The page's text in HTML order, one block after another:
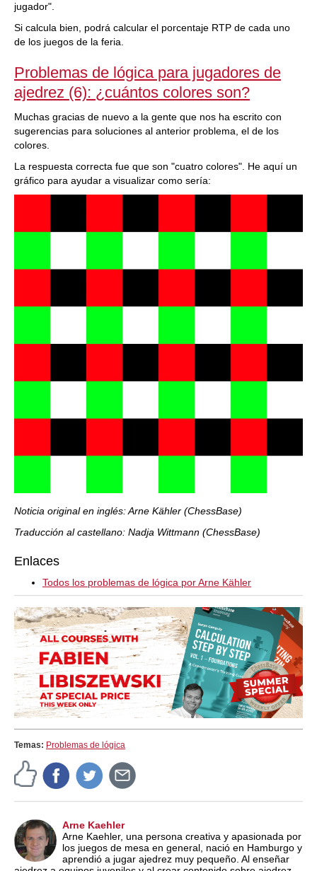
jugador".
Si calcula bien, podrá calcular el porcentaje RTP de cada uno
de los juegos de la feria.
Problemas de lógica para jugadores de
ajedrez (6): ¿cuántos colores son?
Muchas gracias de nuevo a la gente que nos ha escrito con
sugerencias para soluciones al anterior problema, el de los
colores.
La respuesta correcta fue que son "cuatro colores". He aquí un
gráfico para ayudar a visualizar como sería:
Noticia original en inglés: Arne Kähler (ChessBase)
Traducción al castellano: Nadja Wittmann (ChessBase)
Enlaces
Todos los problemas de lógica por Arne Kähler
Temas: Problemas de lógica
Arne Kaehler
Arne Kaehler, una persona creativa y apasionada por
los juegos de mesa en general, nació en Hamburgo y
aprendió a jugar ajedrez muy pequeño. Al enseñar